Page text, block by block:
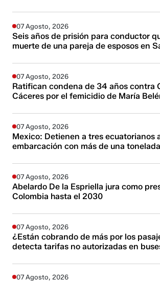
07 Agosto, 2026
Seis años de prisión para conductor
muerte de una pareja de esposos en
07 Agosto, 2026
Ratifican condena de 34 años contra
Cáceres por el femicidio de María
07 Agosto, 2026
Mexico: Detienen a tres ecuatorianos
embarcación con más de una
07 Agosto, 2026
Abelardo De la Espriella jura como
Colombia hasta el 2030
07 Agosto, 2026
¿Están cobrando de más por los
detecta tarifas no autorizadas en
07 Agosto, 2026